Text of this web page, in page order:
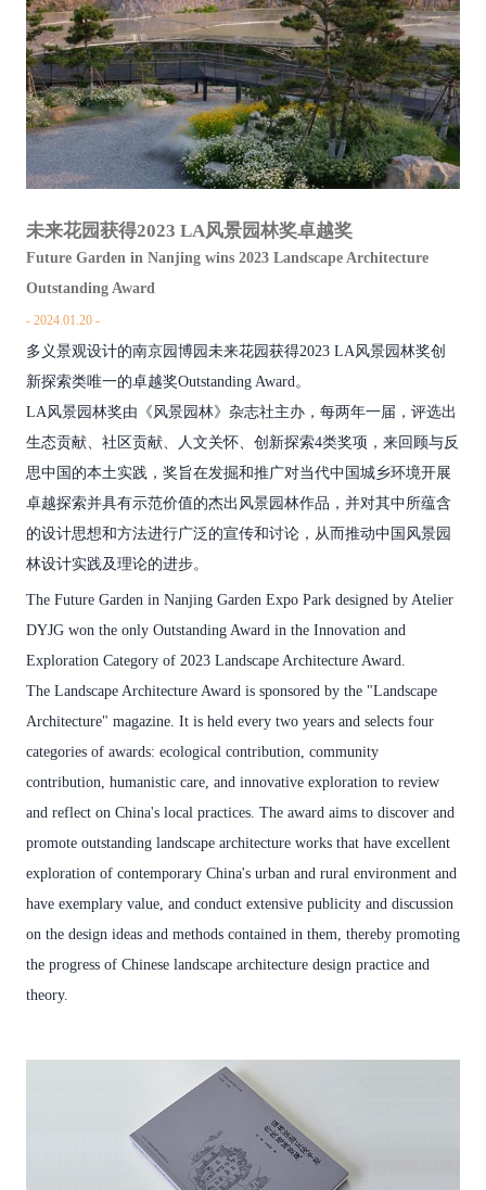
未来花园获得2023 LA风景园林奖卓越奖
Future Garden in Nanjing wins 2023 Landscape Architecture
Outstanding Award
2024.01.20
多义景观设计的南京园博园未来花园获得2023 LA风景园林奖创
新探索类唯一的卓越奖Outstanding Award。
LA风景园林奖由《风景园林》杂志社主办，每两年一届，评选出
生态贡献、社区贡献、人文关怀、创新探索4类奖项，来回顾与反
思中国的本土实践，奖旨在发掘和推广对当代中国城乡环境开展
卓越探索并具有示范价值的杰出风景园林作品，并对其中所蕴含
的设计思想和方法进行广泛的宣传和讨论，从而推动中国风景园
林设计实践及理论的进步。
The Future Garden in Nanjing Garden Expo Park designed by Atelier
DYJG won the only Outstanding Award in the Innovation and
Exploration Category of 2023 Landscape Architecture Award.
The Landscape Architecture Award is sponsored by the "Landscape
Architecture" magazine. It is held every two years and selects four
categories of awards: ecological contribution, community
contribution, humanistic care, and innovative exploration to review
and reflect on China's local practices. The award aims to discover and
promote outstanding landscape architecture works that have excellent
exploration of contemporary China's urban and rural environment and
have exemplary value, and conduct extensive publicity and discussion
on the design ideas and methods contained in them, thereby promoting
the progress of Chinese landscape architecture design practice and
theory.